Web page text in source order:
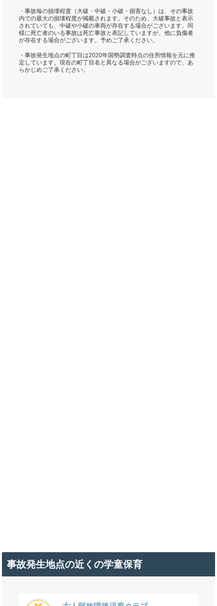
・事故毎の損壊程度（大破・中破・小破・損害なし）は、その事故
内での最大の損壊程度が掲載されます。そのため、大破事故と表示
されていても、中破や小破の車両が存在する場合がございます。同
様に死亡者のいる事故は死亡事故と表記していますが、他に負傷者
が存在する場合がございます。予めご了承ください。
・事故発生地点の町丁目は2020年国勢調査時点の住所情報を元に推
定しています。現在の町丁目名と異なる場合がございますので、あ
らかじめご了承ください。
事故発生地点の近くの学童保育